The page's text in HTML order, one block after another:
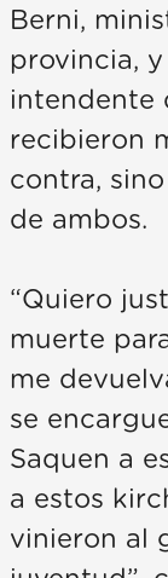
Berni,
provincia,
intendente
recibieron
contra,
de ambos.
“Quiero
muerte
me
se
Saquen a
a estos
vinieron al